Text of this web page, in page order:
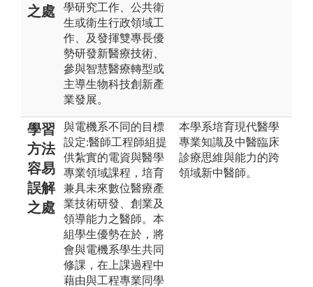
之處
學研究工作、公共衛
生或衛生行政領域工
作、及發揮雙專長優
勢研發新醫療技術、
參與智慧醫療轉型或
主導生物科技創新產
業發展。
學習
方法
容易
誤解
之處
與電機系不同的目標
設定:醫師工程師組提
供紮實的電資與醫學
專業領域課程，培育
兼具未來數位醫療產
業技術研發、創業及
領導能力之醫師。本
組學生優勢在於，將
會與電機系學生共同
修課，在上課過程中
藉由與工程專業同學
本學系培育現代醫學
專業知識及中醫臨床
診療思維與能力的跨
領域新中醫師。